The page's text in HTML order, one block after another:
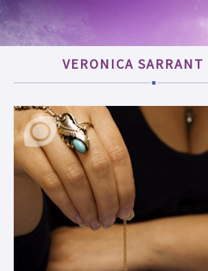
VERONICA SARRANT